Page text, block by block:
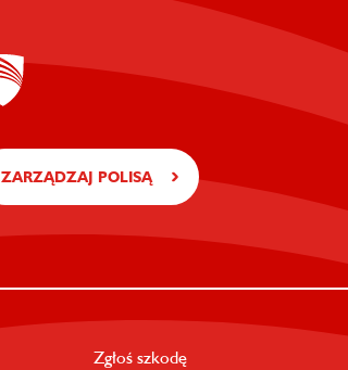
ZARZĄDZAJ POLISĄ
Zgłoś szkodę